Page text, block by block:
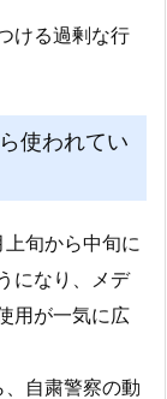
ける過剰な行
使われてい
旬から中旬に
になり、メデ
用が一気に広
自粛警察の動